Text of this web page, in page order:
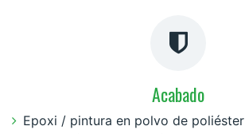
Acabado
Epoxi / pintura en polvo de poliéster